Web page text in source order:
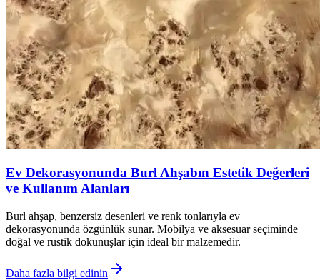
Ev Dekorasyonunda Burl Ahşabın Estetik Değerleri
ve Kullanım Alanları
Burl ahşap, benzersiz desenleri ve renk tonlarıyla ev
dekorasyonunda özgünlük sunar. Mobilya ve aksesuar seçiminde
doğal ve rustik dokunuşlar için ideal bir malzemedir.
Daha fazla bilgi edinin